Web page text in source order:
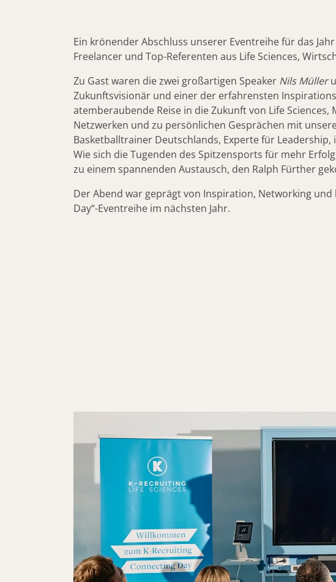
Ein krönender Abschluss unserer Eventreihe für das
Freelancer und Top-Referenten aus Life Sciences,
Zu Gast waren die zwei großartigen Speaker Nils Müller
Zukunftsvisionär und einer der erfahrensten
atemberaubende Reise in die Zukunft von Life
Netzwerken und zu persönlichen Gesprächen mit
Basketballtrainer Deutschlands, Experte für
Wie sich die Tugenden des Spitzensports für mehr
zu einem spannenden Austausch, den Ralph Fürther
Der Abend war geprägt von Inspiration, Networking
Day“-Eventreihe im nächsten Jahr.